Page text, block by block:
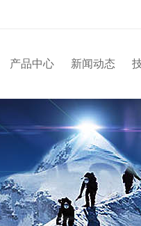
产品中心 新闻动态